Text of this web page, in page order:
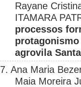
Rayane
ITAMARA
processos
agrovila
7. Ana Maria
Maia Moreira